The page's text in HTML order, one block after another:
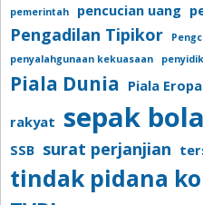
pemerintah pencucian uang
Pengadilan Tipikor
penyalahgunaan kekuasaan
Piala Dunia Piala
rakyat sepak bola
SSB surat perjanjian
tindak pidana